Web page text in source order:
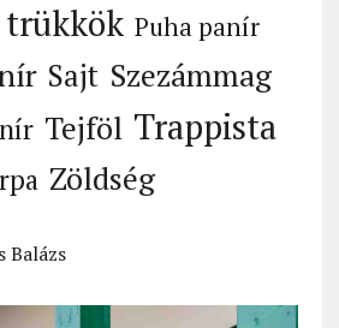
trükkök Puha panír
Sajt Szezámmag
Tejföl Trappista
Zöldség
Balázs